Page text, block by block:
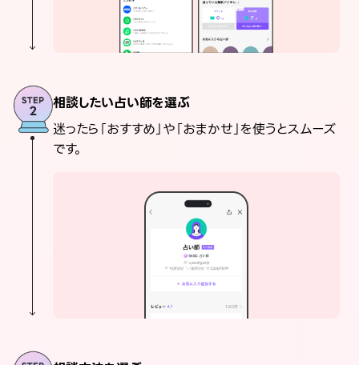
相談したい占い師を選ぶ
迷ったら「おすすめ」や「おまかせ」を使うとスムーズ
です。